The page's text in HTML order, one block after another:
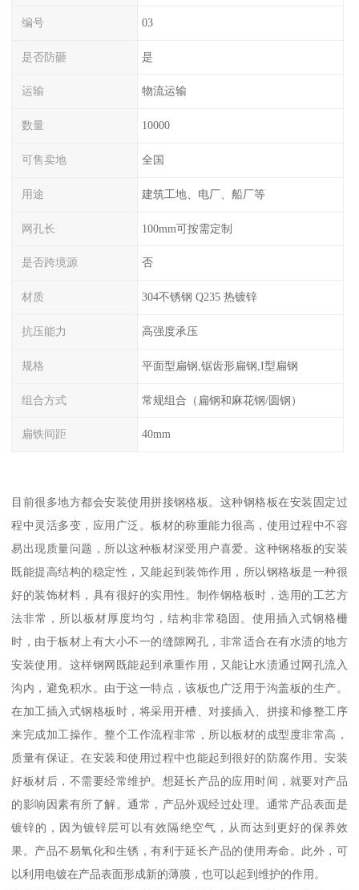
编号 03
是否防砸 是
运输 物流运输
数量 10000
可售卖地 全国
用途 建筑工地、电厂、船厂等
网孔长 100mm可按需定制
是否跨境源 否
材质 304不锈钢 Q235 热镀锌
抗压能力 高强度承压
规格 平面型扁钢,锯齿形扁钢,I型扁钢
组合方式 常规组合（扁钢和麻花钢/圆钢）
扁铁间距 40mm
目前很多地方都会安装使用拼接钢格板。这种钢格板在安装固定过
程中灵活多变，应用广泛。板材的称重能力很高，使用过程中不容
易出现质量问题，所以这种板材深受用户喜爱。这种钢格板的安装
既能提高结构的稳定性，又能起到装饰作用，所以钢格板是一种很
好的装饰材料，具有很好的实用性。制作钢格板时，选用的工艺方
法非常，所以板材厚度均匀，结构非常稳固。使用插入式钢格栅
时，由于板材上有大小不一的缝隙网孔，非常适合在有水渍的地方
安装使用。这样钢网既能起到承重作用，又能让水渍通过网孔流入
沟内，避免积水。由于这一特点，该板也广泛用于沟盖板的生产。
在加工插入式钢格板时，将采用开槽、对接插入、拼接和修整工序
来完成加工操作。整个工作流程非常，所以板材的成型度非常高，
质量有保证。在安装和使用过程中也能起到很好的防腐作用。安装
好板材后，不需要经常维护。想延长产品的应用时间，就要对产品
的影响因素有所了解。通常，产品外观经过处理。通常产品表面是
镀锌的，因为镀锌层可以有效隔绝空气，从而达到更好的保养效
果。产品不易氧化和生锈，有利于延长产品的使用寿命。此外，可
以利用电镀在产品表面形成新的薄膜，也可以起到维护的作用。